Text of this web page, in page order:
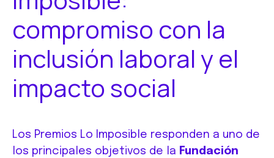
compromiso con la
inclusión laboral y el
impacto social
Los Premios Lo Imposible responden a uno de
los principales objetivos de la Fundación